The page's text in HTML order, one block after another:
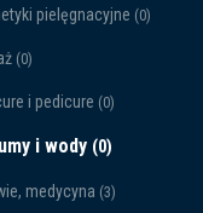
pielęgnacyjne (0)
(0)
i pedicure (0)
i wody (0)
medycyna (3)